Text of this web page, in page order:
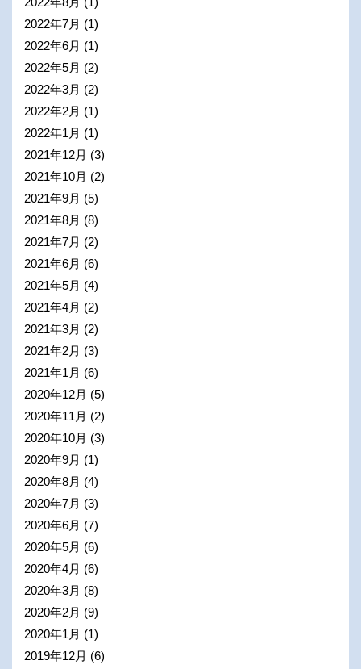
2022年7月 (1)
2022年6月 (1)
2022年5月 (2)
2022年3月 (2)
2022年2月 (1)
2022年1月 (1)
2021年12月 (3)
2021年10月 (2)
2021年9月 (5)
2021年8月 (8)
2021年7月 (2)
2021年6月 (6)
2021年5月 (4)
2021年4月 (2)
2021年3月 (2)
2021年2月 (3)
2021年1月 (6)
2020年12月 (5)
2020年11月 (2)
2020年10月 (3)
2020年9月 (1)
2020年8月 (4)
2020年7月 (3)
2020年6月 (7)
2020年5月 (6)
2020年4月 (6)
2020年3月 (8)
2020年2月 (9)
2020年1月 (1)
2019年12月 (6)